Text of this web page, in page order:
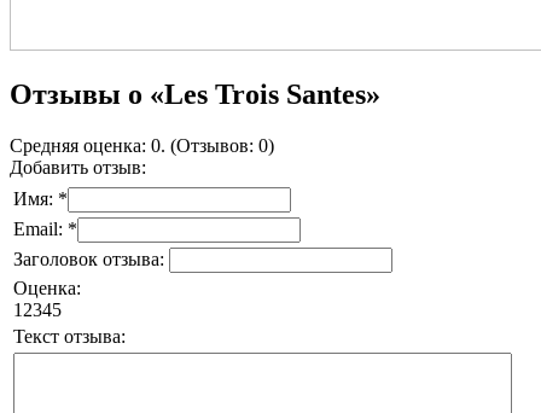
Отзывы о «Les Trois Santes»
Средняя оценка: 0. (Отзывов: 0)
Добавить отзыв:
Имя: *
Email: *
Заголовок отзыва:
Оценка:
1 2345
Текст отзыва: